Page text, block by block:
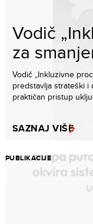
Vodič
za
Vodič „Inkluzivne
predstavlja strateški i
praktičan pristup
SAZNAJ VIŠE
PUBLIKACIJE